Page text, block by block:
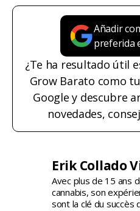
Añadir
preferida
¿Te ha resultado útil
Grow Barato como
Google y descubre
novedades,
Erik Collado
Avec plus de 15 ans
cannabis, son
sont la clé du succès